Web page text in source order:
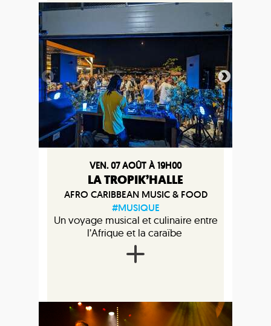
VEN. 07 AOÛT À 19H00
LA TROPIK’HALLE
AFRO CARIBBEAN MUSIC & FOOD
#MUSIQUE
Un voyage musical et culinaire entre
l’Afrique et la caraïbe